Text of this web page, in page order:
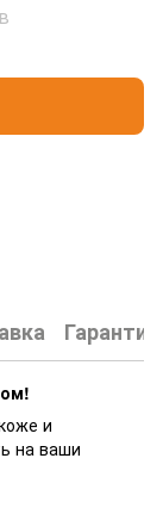
Гарантия
и
на ваши